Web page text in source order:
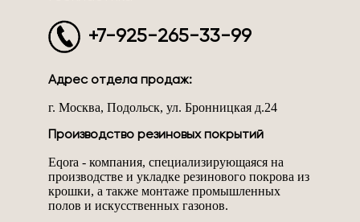
+7-925-265-33-99
Адрес отдела продаж:
г. Москва, Подольск, ул. Бронницкая д.24
Производство резиновых покрытий
Eqora - компания, специализирующаяся на
производстве и укладке резинового покрова из
крошки, а также монтаже промышленных
полов и искусственных газонов.